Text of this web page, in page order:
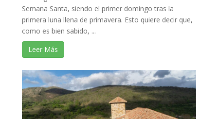
Semana Santa, siendo el primer domingo tras la
primera luna llena de primavera. Esto quiere decir que,
como es bien sabido, ...
Leer Más